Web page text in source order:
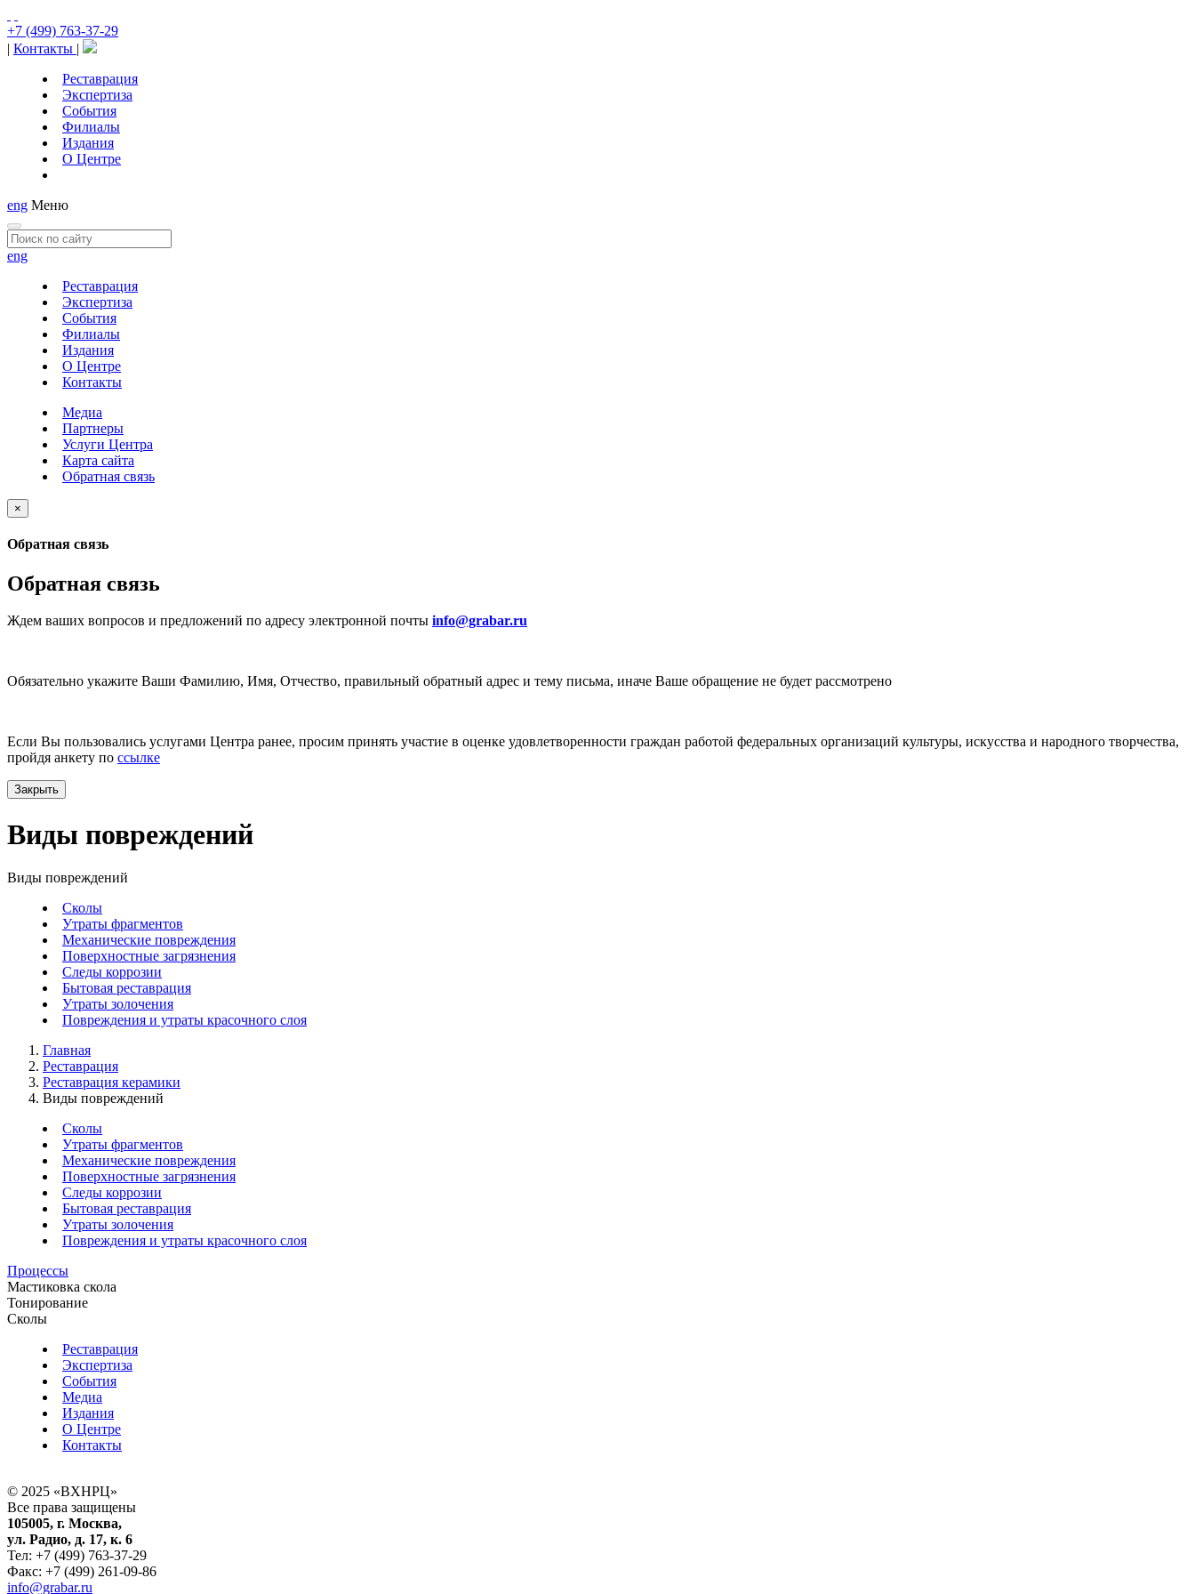
+7 (499) 763-37-29
| Контакты |
Реставрация
Экспертиза
События
Филиалы
Издания
О Центре
eng Меню
eng
Реставрация
Экспертиза
События
Филиалы
Издания
О Центре
Контакты
Медиа
Партнеры
Услуги Центра
Карта сайта
Обратная связь
×
Обратная связь
Обратная связь
Ждем ваших вопросов и предложений по адресу электронной почты info@grabar.ru
Обязательно укажите Ваши Фамилию, Имя, Отчество, правильный обратный адрес и тему письма, иначе Ваше обращение не будет рассмотрено
Если Вы пользовались услугами Центра ранее, просим принять участие в оценке удовлетворенности граждан работой федеральных организаций культуры, искусства и народного творчества,
пройдя анкету по ссылке
Закрыть
Виды повреждений
Виды повреждений
Сколы
Утраты фрагментов
Механические повреждения
Поверхностные загрязнения
Следы коррозии
Бытовая реставрация
Утраты золочения
Повреждения и утраты красочного слоя
Главная
Реставрация
Реставрация керамики
Виды повреждений
Сколы
Утраты фрагментов
Механические повреждения
Поверхностные загрязнения
Следы коррозии
Бытовая реставрация
Утраты золочения
Повреждения и утраты красочного слоя
Процессы
Мастиковка скола
Тонирование
Сколы
Реставрация
Экспертиза
События
Медиа
Издания
О Центре
Контакты
© 2025 «ВХНРЦ»
Все права защищены
105005, г. Москва,
ул. Радио, д. 17, к. 6
Тел: +7 (499) 763-37-29
Факс: +7 (499) 261-09-86
info@grabar.ru